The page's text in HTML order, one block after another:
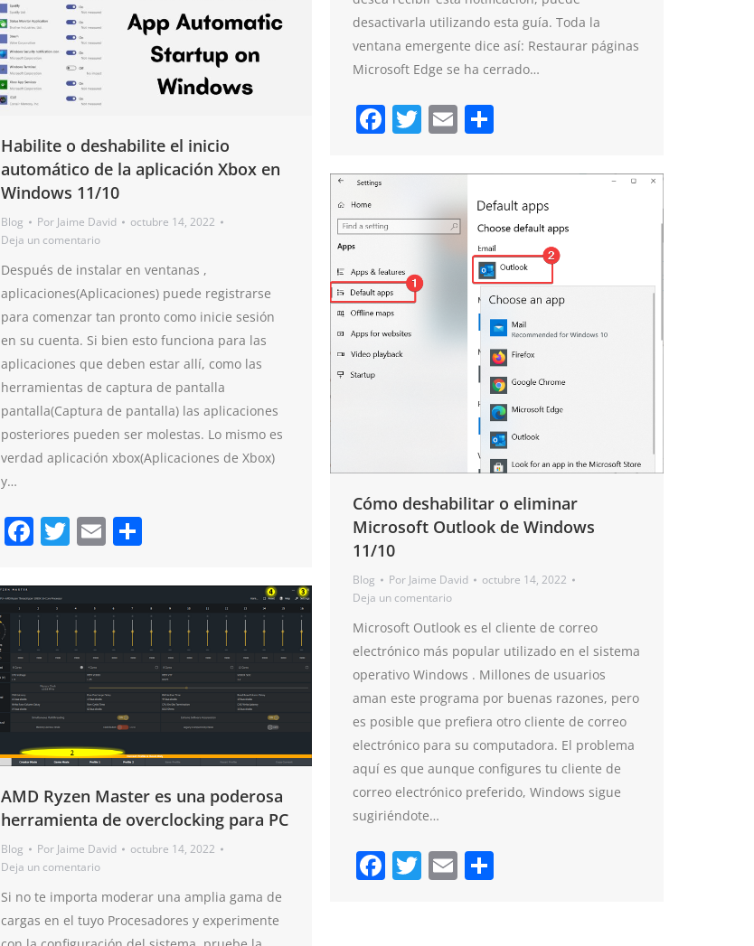
desactivarla utilizando esta guía. Toda la
ventana emergente dice así: Restaurar páginas
Microsoft Edge se ha cerrado…
Facebook
Twitter
Email
Habilite o deshabilite el inicio
automático de la aplicación Xbox en
Windows 11/10
Blog Por Jaime David
octubre 14, 2022
Deja un comentario
Después de instalar en ventanas ,
aplicaciones(Aplicaciones) puede registrarse
para comenzar tan pronto como inicie sesión
en su cuenta. Si bien esto funciona para las
aplicaciones que deben estar allí, como las
herramientas de captura de pantalla
pantalla(Captura de pantalla) las aplicaciones
posteriores pueden ser molestas. Lo mismo es
verdad aplicación xbox(Aplicaciones de Xbox)
y…
Facebook
Twitter
Email
Cómo deshabilitar o eliminar
Microsoft Outlook de Windows
11/10
Blog Por Jaime David
octubre 14, 2022
Deja un comentario
Microsoft Outlook es el cliente de correo
electrónico más popular utilizado en el sistema
operativo Windows . Millones de usuarios
aman este programa por buenas razones, pero
es posible que prefiera otro cliente de correo
electrónico para su computadora. El problema
aquí es que aunque configures tu cliente de
correo electrónico preferido, Windows sigue
sugiriéndote…
Facebook
Twitter
Email
AMD Ryzen Master es una poderosa
herramienta de overclocking para PC
Blog Por Jaime David
octubre 14, 2022
Deja un comentario
Si no te importa moderar una amplia gama de
cargas en el tuyo Procesadores y experimente